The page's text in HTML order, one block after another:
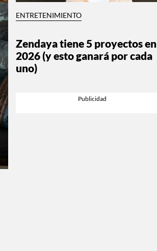
ENTRETENIMIENTO
Zendaya tiene 5 proyectos en
2026 (y esto ganará por cada
uno)